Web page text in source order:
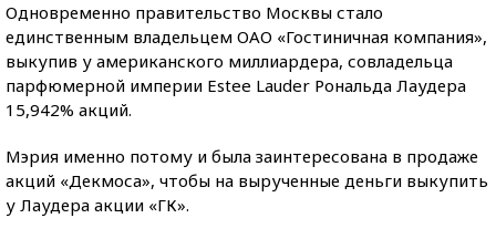
Одновременно правительство Москвы стало
единственным владельцем ОАО «Гостиничная компания»,
выкупив у американского миллиардера, совладельца
парфюмерной империи Estee Lauder Рональда Лаудера
15,942% акций.
Мэрия именно потому и была заинтересована в продаже
акций «Декмоса», чтобы на вырученные деньги выкупить
у Лаудера акции «ГК».